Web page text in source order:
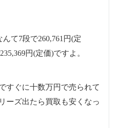
て7段で260,761円(定
円(定価)ですよ。
すぐに十数万円で売られて
ーズ出たら買取も安くなっ